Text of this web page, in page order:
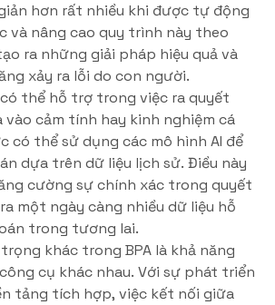
hơn rất nhiều khi được tự động
và nâng cao quy trình này theo
ra những giải pháp hiệu quả và
xảy ra lỗi do con người.
có thể hỗ trợ trong việc ra quyết
vào cảm tính hay kinh nghiệm cá
có thể sử dụng các mô hình AI để
dựa trên dữ liệu lịch sử. Điều này
cường sự chính xác trong quyết
một ngày càng nhiều dữ liệu hỗ
trong tương lai.
khác trong BPA là khả năng
cụ khác nhau. Với sự phát triển
tảng tích hợp, việc kết nối giữa